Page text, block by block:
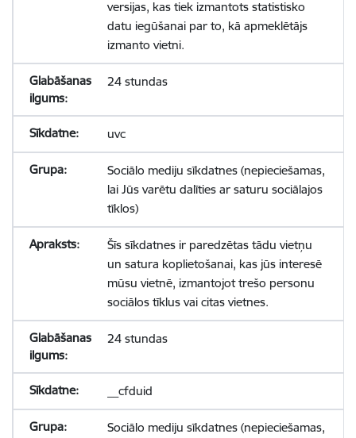
versijas, kas tiek izmantots statistisko
datu iegūšanai par to, kā apmeklētājs
izmanto vietni.
24 stundas
uvc
Sociālo mediju sīkdatnes (nepieciešamas,
lai Jūs varētu dalīties ar saturu sociālajos
tīklos)
Šīs sīkdatnes ir paredzētas tādu vietņu
un satura koplietošanai, kas jūs interesē
mūsu vietnē, izmantojot trešo personu
sociālos tīklus vai citas vietnes.
24 stundas
__cfduid
Sociālo mediju sīkdatnes (nepieciešamas,